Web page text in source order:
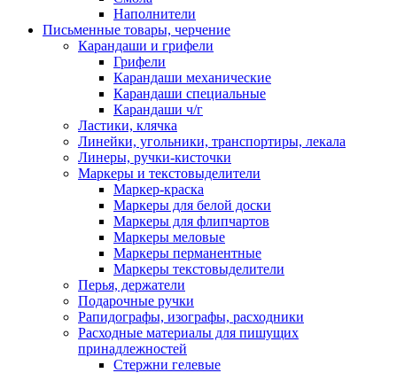
Наполнители
Письменные товары, черчение
Карандаши и грифели
Грифели
Карандаши механические
Карандаши специальные
Карандаши ч/г
Ластики, клячка
Линейки, угольники, транспортиры, лекала
Линеры, ручки-кисточки
Маркеры и текстовыделители
Маркер-краска
Маркеры для белой доски
Маркеры для флипчартов
Маркеры меловые
Маркеры перманентные
Маркеры текстовыделители
Перья, держатели
Подарочные ручки
Рапидографы, изографы, расходники
Расходные материалы для пишущих
принадлежностей
Стержни гелевые